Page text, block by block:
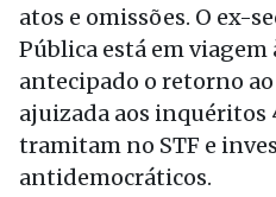
atos e omissões. O ex-
Pública está em viagem
antecipado o retorno
ajuizada aos inquéritos
tramitam no STF e
antidemocráticos.